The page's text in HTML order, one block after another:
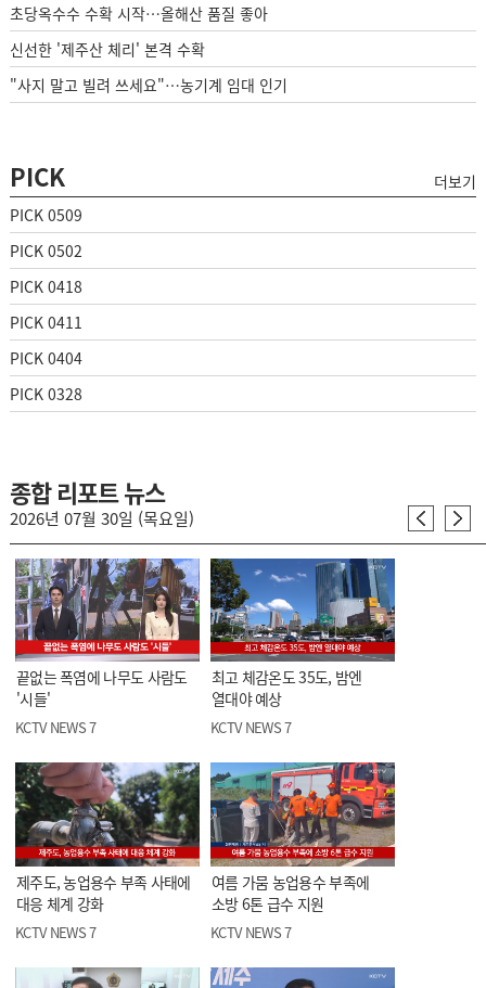
초당옥수수 수확 시작…올해산 품질 좋아
신선한 '제주산 체리' 본격 수확
"사지 말고 빌려 쓰세요"…농기계 임대 인기
PICK
더보기
PICK 0509
PICK 0502
PICK 0418
PICK 0411
PICK 0404
PICK 0328
종합 리포트 뉴스
2026년 07월 30일 (목요일)
끝없는 폭염에 나무도 사람도
'시들'
KCTV NEWS 7
최고 체감온도 35도, 밤엔
열대야 예상
KCTV NEWS 7
제주도, 농업용수 부족 사태에
대응 체계 강화
KCTV NEWS 7
여름 가뭄 농업용수 부족에
소방 6톤 급수 지원
KCTV NEWS 7